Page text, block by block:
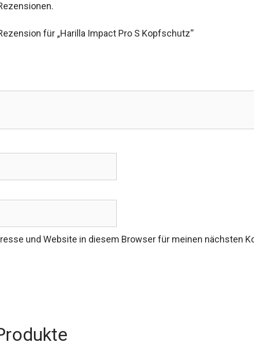
für „Harilla Impact Pro S Kopfschutz“
und Website in diesem Browser für meinen nächsten